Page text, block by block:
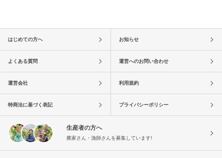
はじめての方へ お知らせ
よくある質問 運営へのお問い合わせ
運営会社 利用規約
特商法に基づく表記 プライバシーポリシー
生産者の方へ
農家さん・漁師さんを募集しています!